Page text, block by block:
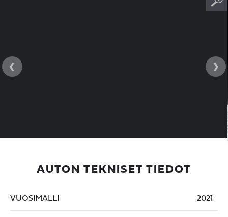
‹ ›
AUTON TEKNISET TIEDOT
VUOSIMALLI 2021